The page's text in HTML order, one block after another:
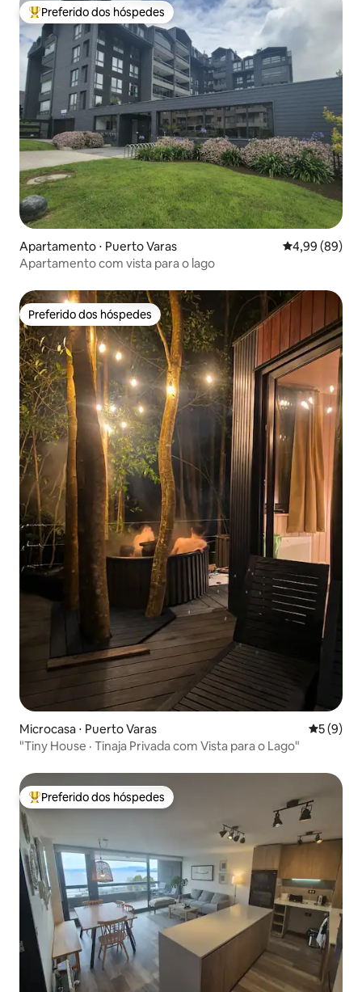
Entre os melhores preferidos dos hóspedes
Preferido dos hóspedes
Apartamento ⋅ Puerto Varas 4,99 de uma
4,99 (89)
Apartamento com vista para o lago
Preferido dos hóspedes
Preferido dos hóspedes
Microcasa ⋅ Puerto Varas 5 de
5 (9)
"Tiny House · Tinaja Privada com Vista para o Lago"
Entre os melhores preferidos dos hóspedes
Preferido dos hóspedes